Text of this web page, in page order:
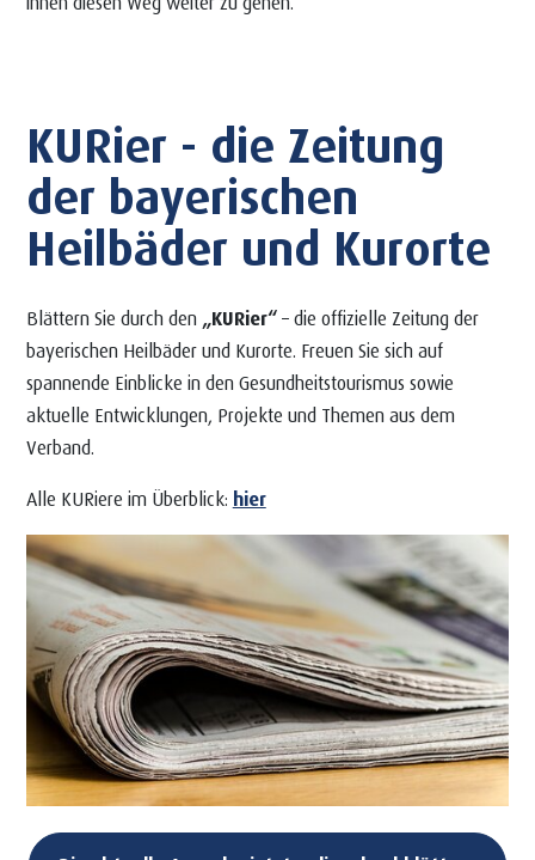
KURier - die Zeitung
der bayerischen
Heilbäder und Kurorte
Blättern Sie durch den „KURier“– die offizielle Zeitung der
bayerischen Heilbäder und Kurorte. Freuen Sie sich auf
spannende Einblicke in den Gesundheitstourismus sowie
aktuelle Entwicklungen, Projekte und Themen aus dem
Verband.
Alle KURiere im Überblick: hier